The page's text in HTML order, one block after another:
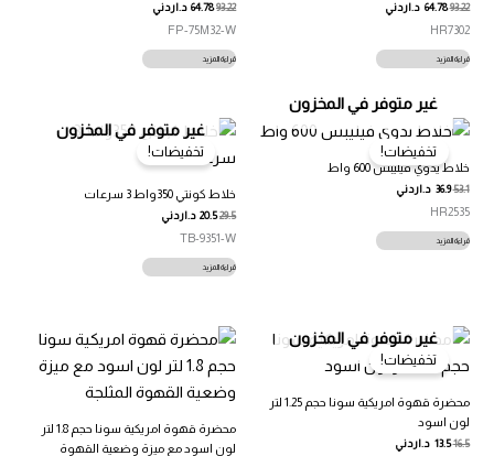
93.22
64.78 د.اردني
HR7302
قراءة المزيد
93.22
64.78 د.اردني
FP-75M32-W
قراءة المزيد
غير متوفر في المخزون
تخفيضات!
خلاط يدوي فيليبس 600 واط
53.1
36.9 د.اردني
HR2535
قراءة المزيد
غير متوفر في المخزون
تخفيضات!
خلاط كونتي 350واط 3 سرعات
29.5
20.5 د.اردني
TB-9351-W
قراءة المزيد
غير متوفر في المخزون
تخفيضات!
محضرة قهوة امريكية سونا حجم 1.25 لتر
لون اسود
16.5
13.5 د.اردني
محضرة قهوة امريكية سونا حجم 1.8 لتر
لون اسود مع ميزة وضعية القهوة